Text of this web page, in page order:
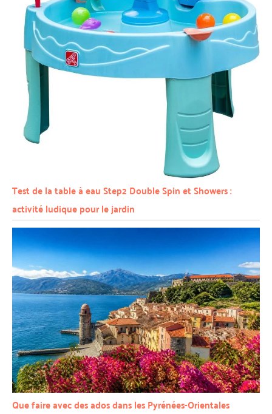
Test de la table à eau Step2 Double Spin et Showers :
activité ludique pour le jardin
Que faire avec des ados dans les Pyrénées-Orientales